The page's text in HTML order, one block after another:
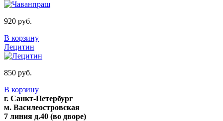
920 руб.
В корзину
Лецитин
850 руб.
В корзину
г. Санкт-Петербург
м. Василеостровская
7 линия д.40 (во дворе)